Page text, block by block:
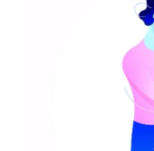
2019